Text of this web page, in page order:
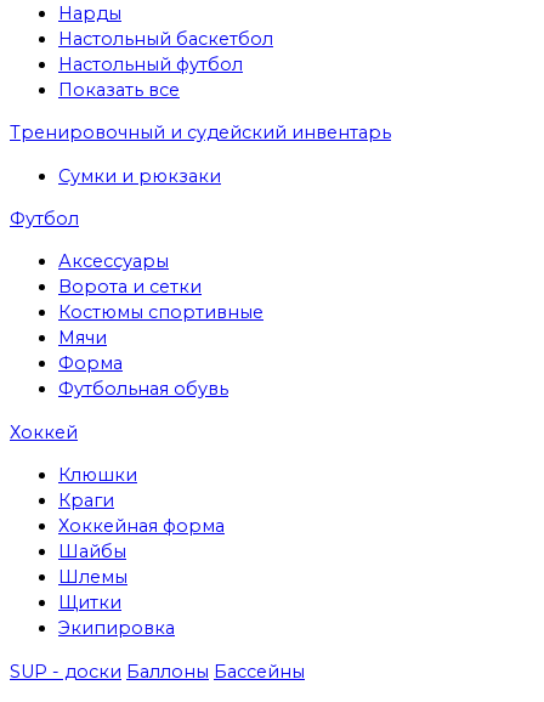
Нарды
Настольный баскетбол
Настольный футбол
Показать все
Тренировочный и судейский инвентарь
Сумки и рюкзаки
Футбол
Аксессуары
Ворота и сетки
Костюмы спортивные
Мячи
Форма
Футбольная обувь
Хоккей
Клюшки
Краги
Хоккейная форма
Шайбы
Шлемы
Щитки
Экипировка
SUP - доски Баллоны Бассейны